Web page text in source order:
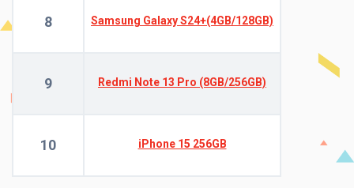
8 Samsung Galaxy S24+(4GB/128GB)
9 Redmi Note 13 Pro (8GB/256GB)
10 iPhone 15 256GB